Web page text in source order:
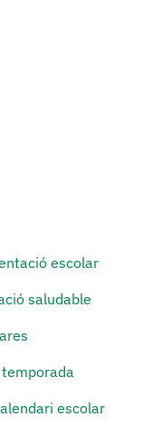
escolar
saludable
escolar